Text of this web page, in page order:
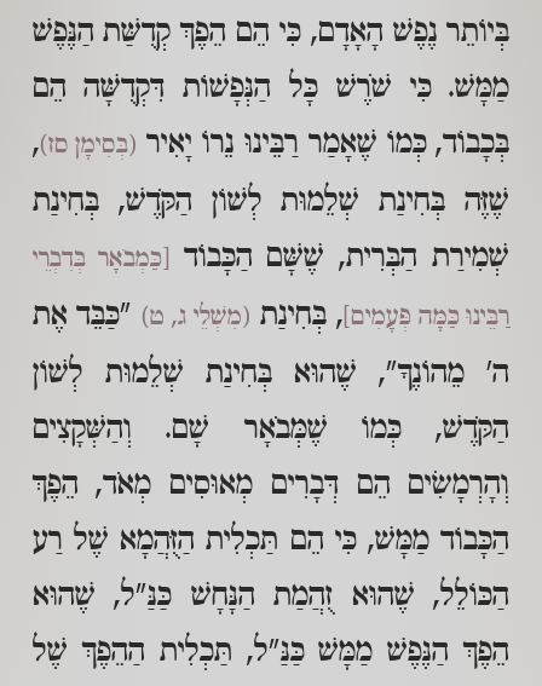
בְּיוֹתֵר נֶפֶשׁ הָאָדָם, כִּי הֵם הֵפֶךְ קְדֻשַּׁת הַנֶּפֶשׁ
מַמָּשׁ. כִּי שֹׁרֶשׁ כָּל הַנְּפָשׁוֹת דִּקְדֻשָּׁה הֵם
בְּכָבוֹד, כְּמוֹ שֶׁאָמַר רַבֵּינוּ נֵרוֹ יָאִיר (בְּסִימָן סז),
שֶׁזֶּה בְּחִינַת שְׁלֵמוּת לְשׁוֹן הַקֹּדֶשׁ, בְּחִינַת
שְׁמִירַת הַבְּרִית, שֶׁשָּׁם הַכָּבוֹד
[כַּמְבֹאָר בְּדִבְרֵי
רַבֵּינוּ כַּמָּה פְּעָמִים] , בְּחִינַת (מִשְׁלֵי ג, ט) "כַּבֵּד אֶת
ה' מֵהוֹנֶךָ", שֶׁהוּא בְּחִינַת שְׁלֵמוּת לְשׁוֹן
הַקֹּדֶשׁ, כְּמוֹ שֶׁמְּבֹאָר שָׁם. וְהַשְּׁקָצִים
וְהָרְמָשִׂים הֵם דְּבָרִים מְאוּסִים מְאֹד, הֵפֶךְ
הַכָּבוֹד מַמָּשׁ, כִּי הֵם תַּכְלִית הַזֻּהֲמָא שֶׁל רַע
הַכּוֹלֵל, שֶׁהוּא זֻהֲמַת הַנָּחָשׁ כַּנַּ"ל, שֶׁהוּא
הֵפֶךְ הַנֶּפֶשׁ מַמָּשׁ כַּנַּ"ל, תַּכְלִית הַהֵפֶךְ שֶׁל